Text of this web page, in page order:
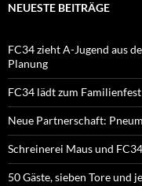
NEUESTE BEITRÄGE
FC34 zieht A-Jugend aus
Planung
FC34 lädt zum
Neue Partnerschaft:
Schreinerei Maus und
50 Gäste, sieben Tore und